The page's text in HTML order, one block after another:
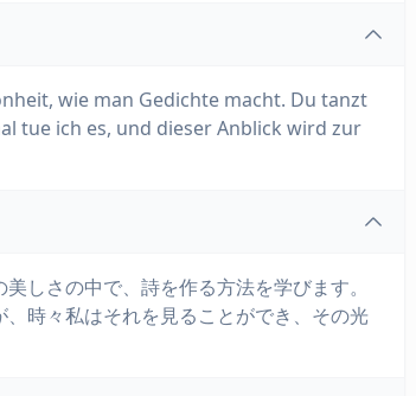
wie man Gedichte macht. Du tanzt
tue ich es, und dieser Anblick wird zur
しさの中で、詩を作る方法を学びます。
時々私はそれを見ることができ、その光